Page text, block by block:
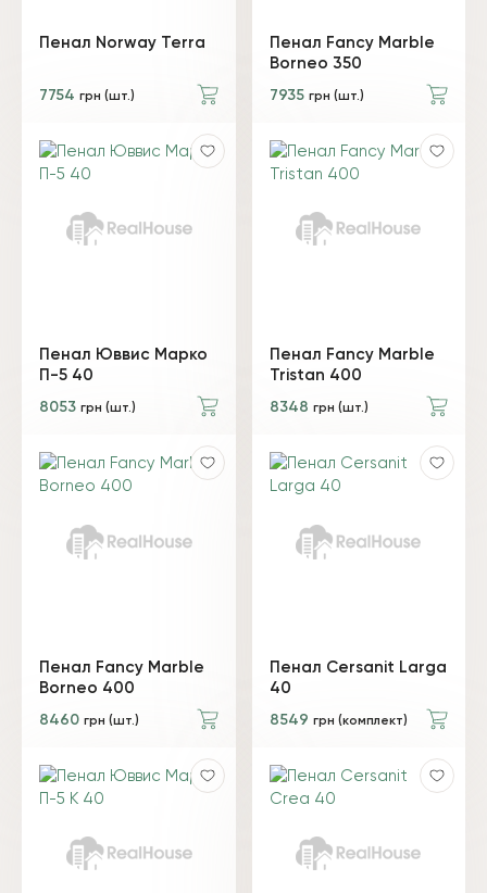
Пенал Norway Terra
7754 грн (шт.)
Пенал Fancy Marble
Borneo 350
7935 грн (шт.)
Пенал Юввис Марко
П-5 40
8053 грн (шт.)
Пенал Fancy Marble
Tristan 400
8348 грн (шт.)
Пенал Fancy Marble
Borneo 400
8460 грн (шт.)
Пенал Cersanit Larga
40
8549 грн (комплект)